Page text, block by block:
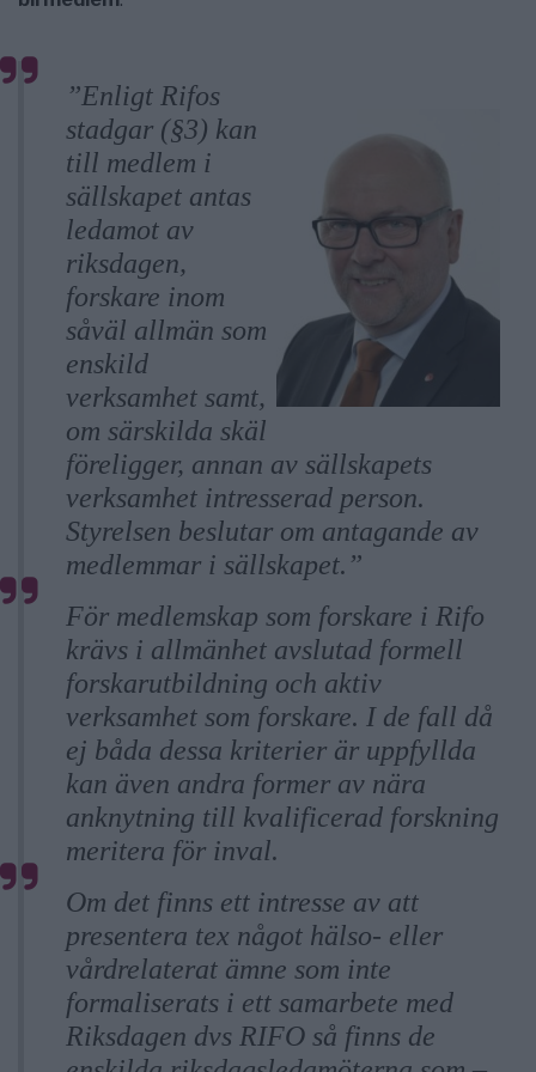
”Enligt Rifos
stadgar (§3) kan
till medlem i
sällskapet antas
ledamot av
riksdagen,
forskare inom
såväl allmän som
enskild
verksamhet samt,
om särskilda skäl
föreligger, annan av sällskapets
verksamhet intresserad person.
Styrelsen beslutar om antagande av
medlemmar i sällskapet.”
För medlemskap som forskare i Rifo
krävs i allmänhet avslutad formell
forskarutbildning och aktiv
verksamhet som forskare. I de fall då
ej båda dessa kriterier är uppfyllda
kan även andra former av nära
anknytning till kvalificerad forskning
meritera för inval.
Om det finns ett intresse av att
presentera tex något hälso- eller
vårdrelaterat ämne som inte
formaliserats i ett samarbete med
Riksdagen dvs RIFO så finns de